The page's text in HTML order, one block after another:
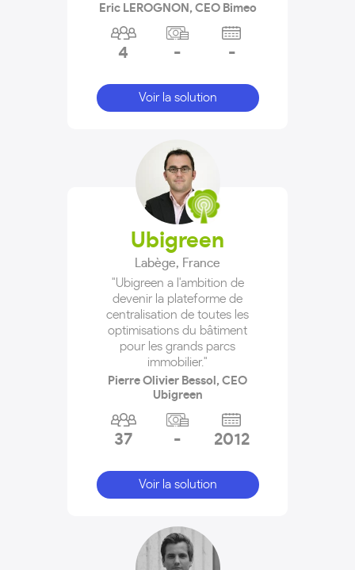
Eric LEROGNON, CEO Bimeo
4 - -
Voir la solution
Ubigreen
Labège, France
"Ubigreen a l'ambition de
devenir la plateforme de
centralisation de toutes les
optimisations du bâtiment
pour les grands parcs
immobilier."
Pierre Olivier Bessol, CEO
Ubigreen
37 - 2012
Voir la solution